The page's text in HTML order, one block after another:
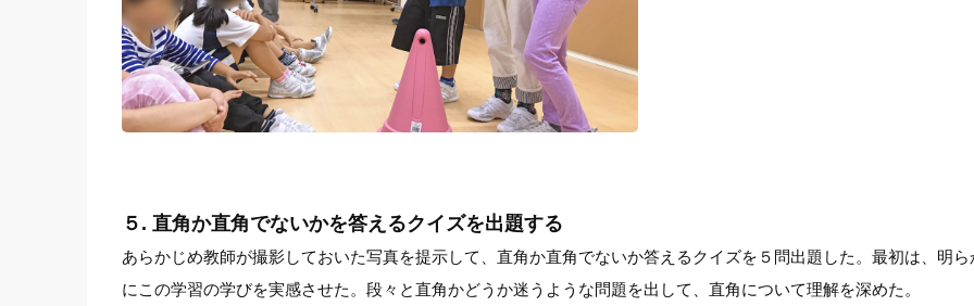
５. 直角か直角でないかを答えるクイズを出題する
あらかじめ教師が撮影しておいた写真を提示して、直角か直角でないか答えるクイズを５問出題した。最初は、明
にこの学習の学びを実感させた。段々と直角かどうか迷うような問題を出して、直角について理解を深めた。